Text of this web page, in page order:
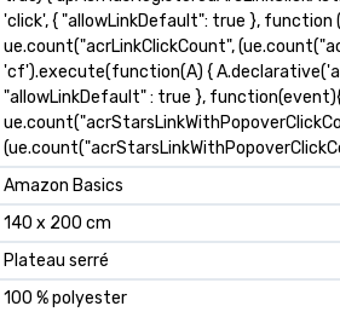
'click', { "allowLinkDefault": true }, function
ue.count("acrLinkClickCount",
'cf').execute(function(A) {
"allowLinkDefault" : true },
Amazon Basics
140 x 200 cm
Plateau serré
100 % polyester